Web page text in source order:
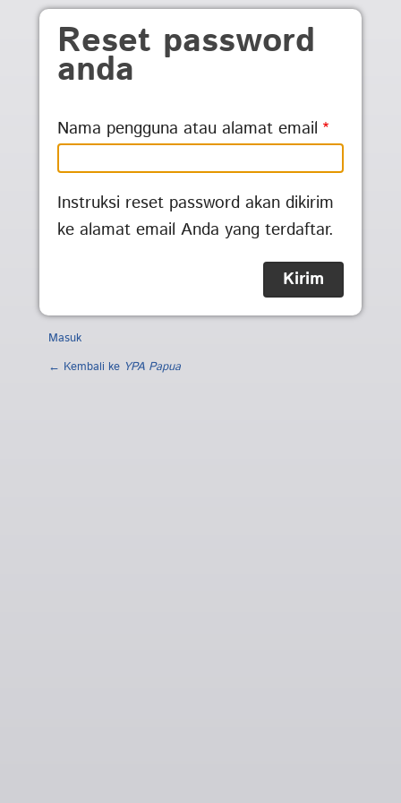
Skip to main content
Reset password
anda
Nama pengguna atau alamat email
Instruksi reset password akan dikirim
ke alamat email Anda yang terdaftar.
Masuk
← Kembali ke YPA Papua